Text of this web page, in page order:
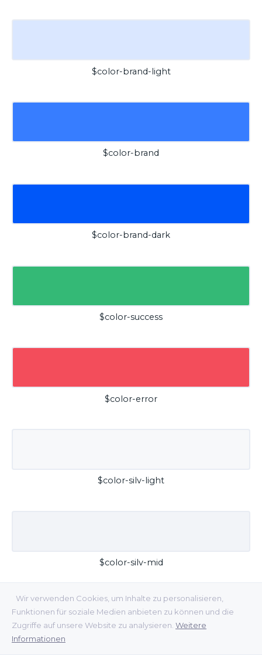
Wir verwenden Cookies, um Inhalte zu personalisieren,
Funktionen für soziale Medien anbieten zu können und die
Zugriffe auf unsere Website zu analysieren. Weitere
Informationen
$color-brand-light
$color-brand
$color-brand-dark
$color-success
$color-error
$color-silv-light
$color-silv-mid